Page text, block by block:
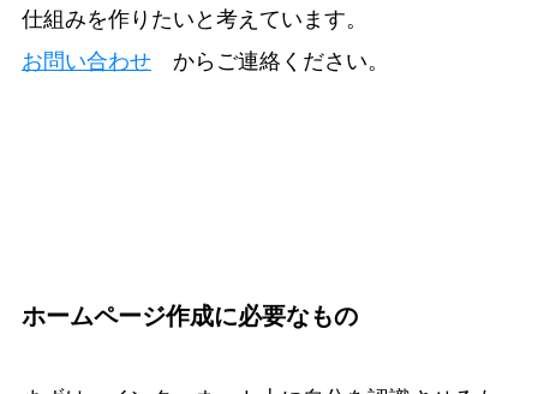
仕組みを作りたいと考えています。
お問い合わせからご連絡ください。
ホームページ作成に必要なもの